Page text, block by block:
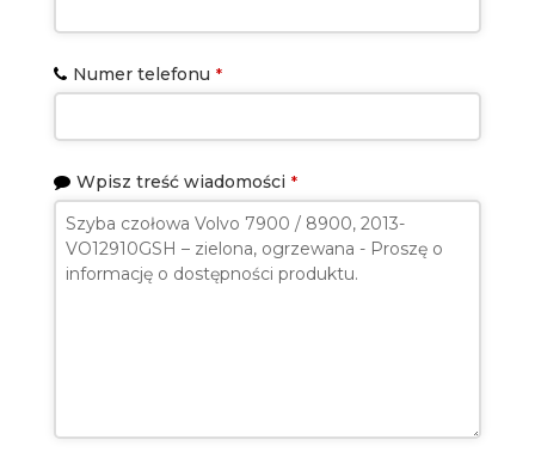
Numer telefonu *
Wpisz treść wiadomości *